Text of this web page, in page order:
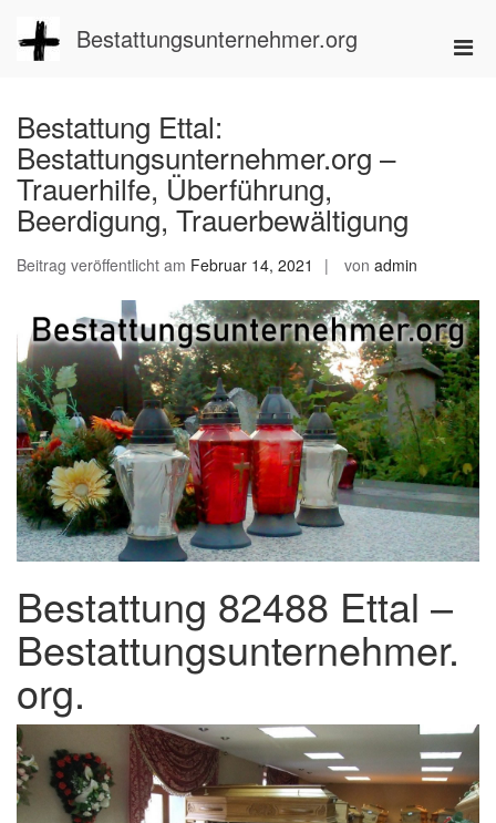
Inhalt
springen
Bestattungsunternehmer.org
Bestattung Ettal:
Bestattungsunternehmer.org –
Trauerhilfe, Überführung,
Beerdigung, Trauerbewältigung
Beitrag veröffentlicht am Februar 14, 2021 von admin
Bestattung 82488 Ettal –
Bestattungsunternehmer.
org.